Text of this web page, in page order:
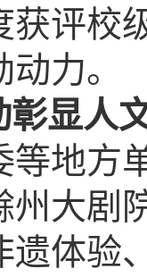
获评校
力。
彰显人
等地方
州大剧
遗体验